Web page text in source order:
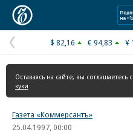
Предыдущая
страница
$ 82,16 € 94,83 ¥
Оставаясь на сайте, вы соглашаетесь с
куки
Газета «Коммерсантъ»
25.04.1997, 00:00